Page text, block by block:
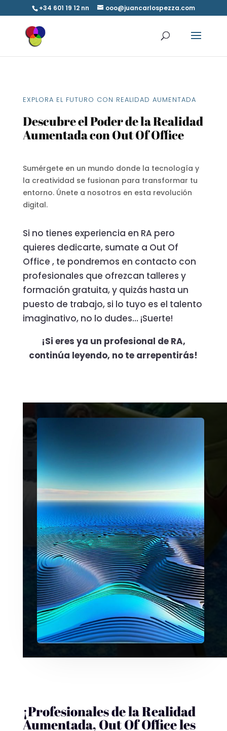
+34 601 19 12 nn ooo@juancarlospezza.com
EXPLORA EL FUTURO CON REALIDAD AUMENTADA
Descubre el Poder de la Realidad
Aumentada con Out Of Office
Sumérgete en un mundo donde la tecnología y
la creatividad se fusionan para transformar tu
entorno. Únete a nosotros en esta revolución
digital.
Si no tienes experiencia en RA pero
quieres dedicarte, sumate a Out Of
Office , te pondremos en contacto con
profesionales que ofrezcan talleres y
formación gratuita, y quizás hasta un
puesto de trabajo, si lo tuyo es el talento
imaginativo, no lo dudes… ¡Suerte!
¡Si eres ya un profesional de RA,
continúa leyendo, no te arrepentirás!
¡Profesionales de la Realidad
Aumentada, Out Of Office les